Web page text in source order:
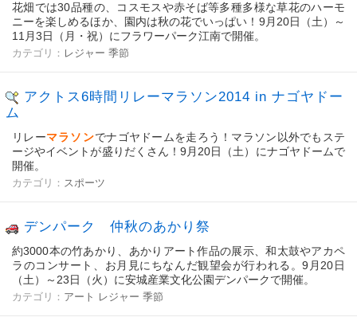
花畑では30品種の、コスモスや赤そば等多種多様な草花のハーモ
ニーを楽しめるほか、園内は秋の花でいっぱい！9月20日（土）～
11月3日（月・祝）にフラワーパーク江南で開催。
カテゴリ： レジャー 季節
アクトス6時間リレーマラソン2014 in ナゴヤドー
ム
リレーマラソンでナゴヤドームを走ろう！マラソン以外でもステ
ージやイベントが盛りだくさん！9月20日（土）にナゴヤドームで
開催。
カテゴリ： スポーツ
デンパーク 仲秋のあかり祭
約3000本の竹あかり、あかりアート作品の展示、和太鼓やアカペ
ラのコンサート、お月見にちなんだ観望会が行われる。9月20日
（土）～23日（火）に安城産業文化公園デンパークで開催。
カテゴリ： アート レジャー 季節